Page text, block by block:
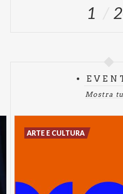
1
Mostra
ARTE E CULTURA